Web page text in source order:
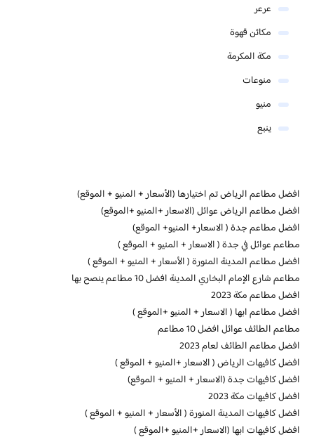
عرعر
مكائن قهوة
مكة المكرمة
منوعات
منيو
ينبع
افضل مطاعم الرياض تم اختيارها (الأسعار + المنيو + الموقع)
افضل مطاعم الرياض عوائل (الاسعار +المنيو +الموقع)
افضل مطاعم جدة ( الاسعار+ المنيو+ الموقع)
مطاعم عوائل في جدة ( الاسعار + المنيو + الموقع )
افضل مطاعم المدينة المنورة ( الأسعار + المنيو + الموقع )
مطاعم شارع الإمام البخاري المدينة افضل 10 مطاعم ينصح بها
افضل مطاعم مكة 2023
افضل مطاعم ابها ( الاسعار + المنيو +الموقع )
مطاعم الطائف عوائل افضل 10 مطاعم
افضل مطاعم الطائف لعام 2023
افضل كافيهات الرياض ( الاسعار +المنيو + الموقع )
افضل كافيهات جدة (الاسعار + المنيو + الموقع)
افضل كافيهات مكة 2023
افضل كافيهات المدينة المنورة ( الأسعار + المنيو + الموقع )
افضل كافيهات ابها (الاسعار +المنيو +الموقع )